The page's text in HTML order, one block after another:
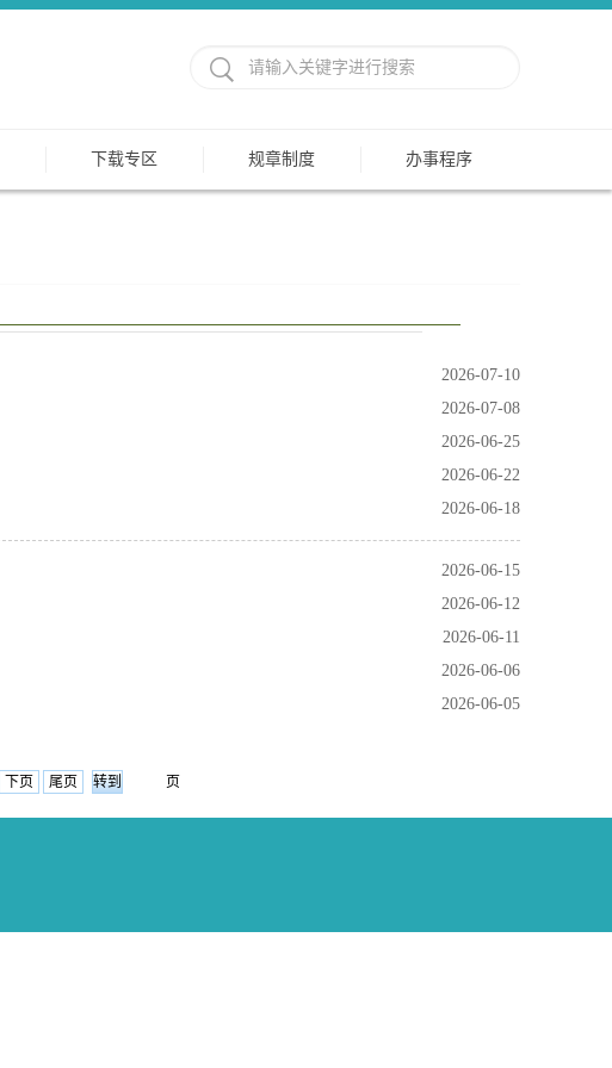
下载专区 规章制度 办事程序
2026-07-10
2026-07-08
2026-06-25
2026-06-22
2026-06-18
2026-06-15
2026-06-12
2026-06-11
2026-06-06
2026-06-05
下页 尾页 页